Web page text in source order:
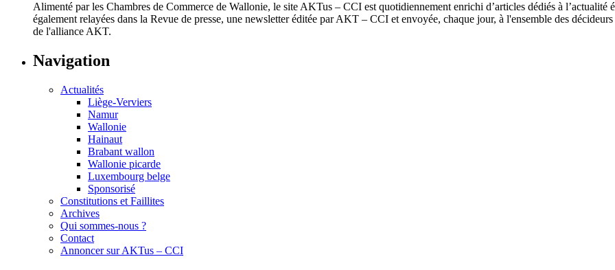
Alimenté par les Chambres de Commerce de Wallonie, le site AKTus – CCI est quotidiennement enrichi d’articles dédiés à
également relayées dans la Revue de presse, une newsletter éditée par AKT – CCI et envoyée, chaque jour, à l'ensemble des
de l'alliance AKT.
Navigation
Actualités
Liège-Verviers
Namur
Wallonie
Hainaut
Brabant wallon
Wallonie picarde
Luxembourg belge
Sponsorisé
Constitutions et Faillites
Archives
Qui sommes-nous ?
Contact
Annoncer sur AKTus – CCI